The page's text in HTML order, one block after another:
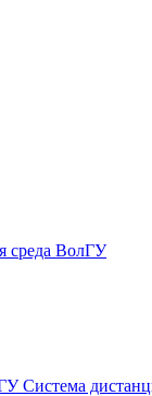
среда ВолГУ
Система